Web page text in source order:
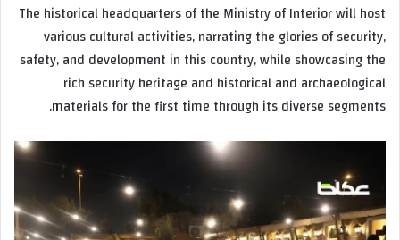
The historical headquarters of the Ministry of Interior will host
various cultural activities, narrating the glories of security,
safety, and development in this country, while showcasing the
rich security heritage and historical and archaeological
materials for the first time through its diverse segments.